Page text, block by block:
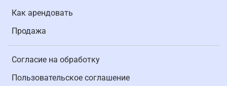
Как арендовать
Продажа
Согласие на обработку
Пользовательское соглашение